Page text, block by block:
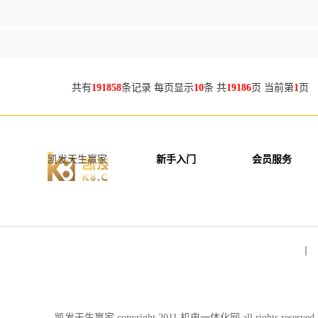
共有191858条记录 每页显示10条 共19186页 当前第1页
凯发天生赢家 新手入门 会员服务